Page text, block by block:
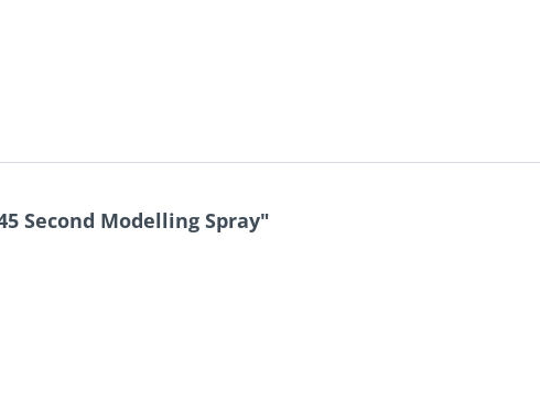
Second Modelling Spray"